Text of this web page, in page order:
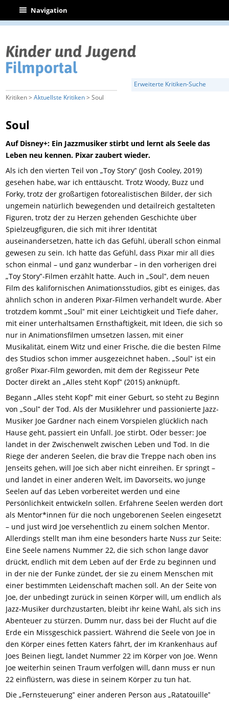
| Navigation
Erweiterte Kritiken-Suche
Kritiken >Aktuellste Kritiken> Soul
Soul
Auf Disney+: Ein Jazzmusiker stirbt und lernt als Seele das
Leben neu kennen. Pixar zaubert wieder.
Als ich den vierten Teil von „Toy Story‟ (Josh Cooley, 2019)
gesehen habe, war ich enttäuscht. Trotz Woody, Buzz und
Forky, trotz der großartigen fotorealistischen Bilder, der sich
ungemein natürlich bewegenden und detailreich gestalteten
Figuren, trotz der zu Herzen gehenden Geschichte über
Spielzeugfiguren, die sich mit ihrer Identität
auseinandersetzen, hatte ich das Gefühl, überall schon einmal
gewesen zu sein. Ich hatte das Gefühl, dass Pixar mir all dies
schon einmal – und ganz wunderbar – in den vorherigen drei
„Toy Story‟-Filmen erzählt hatte. Auch in „Soul‟, dem neuen
Film des kalifornischen Animationsstudios, gibt es einiges, das
ähnlich schon in anderen Pixar-Filmen verhandelt wurde. Aber
trotzdem kommt „Soul‟ mit einer Leichtigkeit und Tiefe daher,
mit einer unterhaltsamen Ernsthaftigkeit, mit Ideen, die sich so
nur in Animationsfilmen umsetzen lassen, mit einer
Musikalität, einem Witz und einer Frische,diedie besten Filme
des Studios schon immer ausgezeichnet haben. „Soul‟ istein
großer Pixar-Film geworden, mit dem der Regisseur Pete
Docterdirekt an „Alles steht Kopf‟ (2015) anknüpft.
Begann „Alles steht Kopf‟ mit einer Geburt, so steht zu Beginn
von „Soul‟ der Tod. Als der Musiklehrer und passionierte Jazz-
Musiker Joe Gardner nach einem Vorspielen glücklich nach
Hause geht, passiert ein Unfall. Joe stirbt. Oder besser: Joe
landet in der Zwischenwelt zwischen Leben und Tod. In die
Riege der anderen Seelen, die brav die Treppe nach oben ins
Jenseits gehen, will Joe sich aber nicht einreihen. Er springt –
und landet in einer anderen Welt, im Davorseits, wo junge
Seelen auf das Leben vorbereitet werden und eine
Persönlichkeit entwickeln sollen. Erfahrene Seelen werden dort
als Mentor*innen für die noch ungeborenen Seelen eingesetzt
– und just wird Joe versehentlich zu einem solchen Mentor.
Allerdingsstellt man ihmeine besonders harte Nuss zur Seite:
Eine Seele namens Nummer 22, die sich schon lange davor
drückt, endlich mit dem Leben auf der Erde zu beginnen und
in der nie der Funke zündet, der sie zu einem Menschen mit
einer bestimmten Leidenschaft machen soll. An der Seite von
Joe, der unbedingt zurück in seinen Körper will, um endlich als
Jazz-Musiker durchzustarten, bleibt ihr keine Wahl, als sich ins
Abenteuer zu stürzen. Dumm nur, dass bei der Flucht auf die
Erde ein Missgeschick passiert. Während die Seele von Joe in
den Körper eines fetten Katers fährt, der im Krankenhaus auf
Joes Beinen liegt, landet Nummer 22 im Körper von Joe.Wenn
Joe weiterhin seinen Traum verfolgen will, dann muss er nun
22 einflüstern, was diese inseinem Körper zu tun hat.
Die „Fernsteuerung‟ einer anderen Person aus „Ratatouille‟